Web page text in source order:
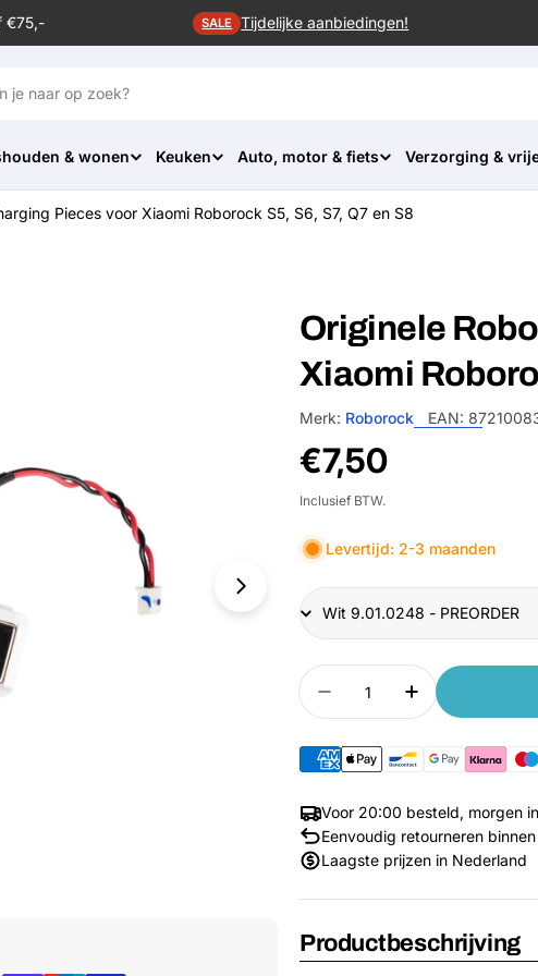
€75,- SALE Tijdelijke aanbiedingen!
& wonen Keuken Auto, motor & fiets Verzorging &
Pieces voor Xiaomi Roborock S5, S6, S7, Q7 en S8
Media 1 openen in venster
Originele
Xiaomi
Merk: Roborock EAN:
Normale
prijs
€7,50
Inclusief BTW.
Levertijd: 2-3 maanden
Title
Aantal
Aantal verlagen voor
Aantal
Voor 20:00 besteld, morgen
Eenvoudig retourneren
Laagste prijzen in Nederland
Productbeschrijving